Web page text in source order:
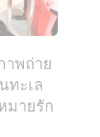
าพถ่าย
ทะเล
มายรัก